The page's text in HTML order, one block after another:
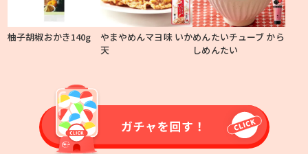
柚子胡椒おかき140g
やまやめんマヨ味 いか
天
めんたいチューブ から
しめんたい